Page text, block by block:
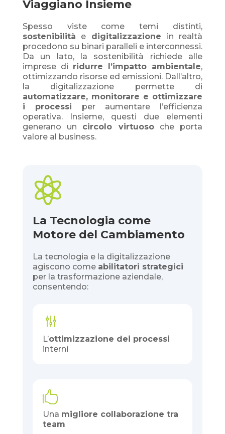
Viaggiano Insieme
Spesso viste come temi distinti,
sostenibilità e digitalizzazione in realtà
procedono su binari paralleli e interconnessi.
Da un lato, la sostenibilità richiede alle
imprese di ridurre l’impatto ambientale,
ottimizzando risorse ed emissioni. Dall’altro,
la digitalizzazione permette di
automatizzare, monitorare e ottimizzare
i processi per aumentare l’efficienza
operativa. Insieme, questi due elementi
generano un circolo virtuosoche porta
valore al business.

La Tecnologia come
Motore del Cambiamento
La tecnologia e la digitalizzazione
agiscono come abilitatori strategici
per la trasformazione aziendale,
consentendo:
g
L’ottimizzazione dei processi
interni

Una migliore collaborazione tra
team